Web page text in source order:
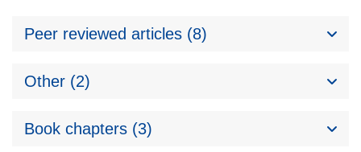
Peer reviewed articles (8)
Other (2)
Book chapters (3)